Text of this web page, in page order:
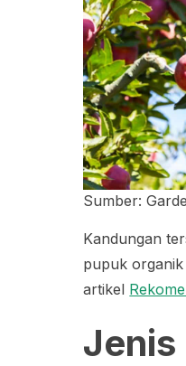
Sumber:
Kandungan
pupuk organik
artikel
Jenis